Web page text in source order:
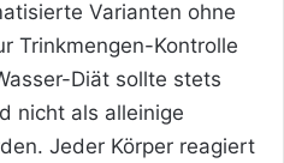
Varianten ohne
Trinkmengen-Kontrolle
Diät sollte stets
nicht als alleinige
Jeder Körper reagiert